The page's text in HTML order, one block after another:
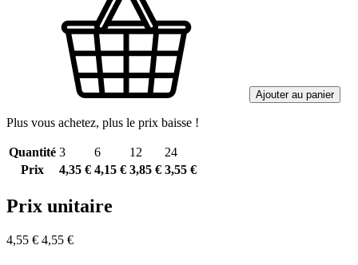
Ajouter au panier
Plus vous achetez, plus le prix baisse !
Quantité 3 6 12
24
Prix
4,35 € 4,15 € 3,85 € 3,55 €
Prix unitaire
4,55 € 4,55 €